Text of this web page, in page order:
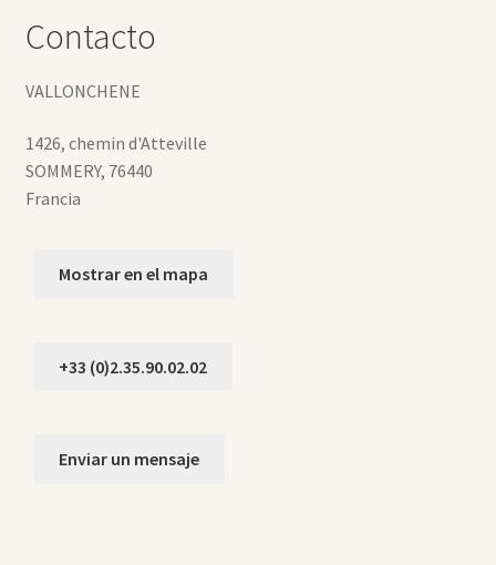
Contacto
VALLONCHENE
1426, chemin d'Atteville
SOMMERY, 76440
Francia
Mostrar en el mapa
+33 (0)2.35.90.02.02
Enviar un mensaje